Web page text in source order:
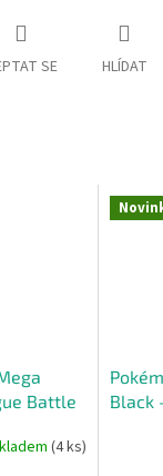
SE HLÍDAT
Battle
(4 ks)
Black